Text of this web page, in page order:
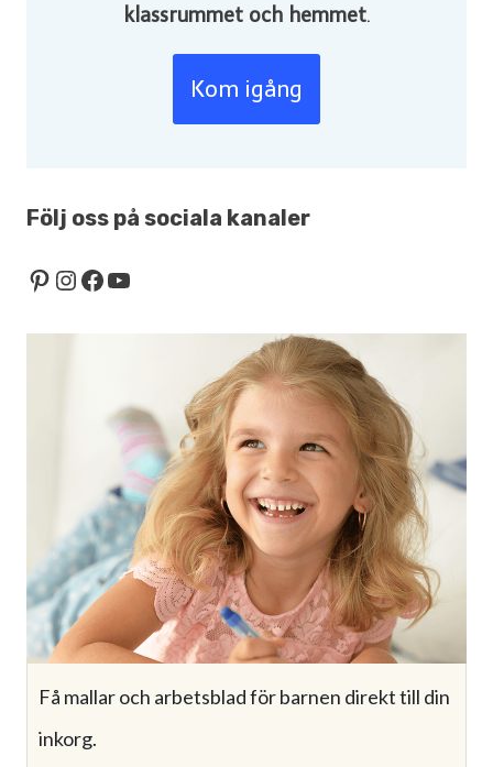
klassrummet och hemmet.
Kom igång
Följ oss på sociala kanaler
Pinterest
Instagram
Facebook
YouTube
Få mallar och arbetsblad för barnen direkt till din
inkorg.